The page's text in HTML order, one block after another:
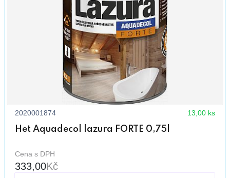
2020001874 13,00 ks
Het Aquadecol lazura FORTE 0,75l
Cena s DPH
333,00Kč